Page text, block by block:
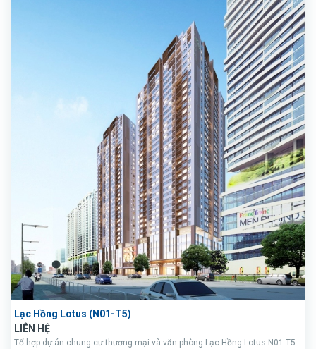
Lạc Hồng Lotus (N01-T5)
LIÊN HỆ
Tổ hợp dự án chung cư thương mại và văn phòng Lạc Hồng Lotus N01-T5